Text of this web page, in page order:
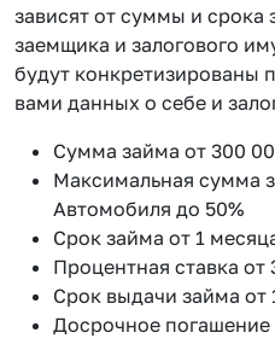
зависят от суммы и срока
заемщика и залогового
будут конкретизированы
вами данных о себе и
Сумма займа от 300
Максимальная сумма
Автомобиля до 50%
Срок займа от 1
Процентная ставка от
Срок выдачи займа от
Досрочное